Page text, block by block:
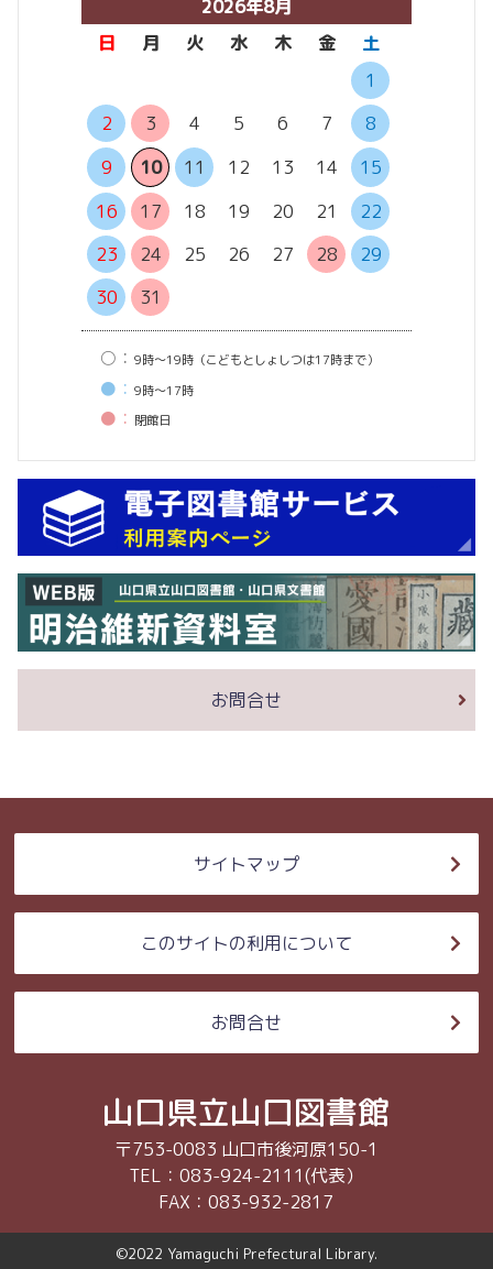
2026年8月
日
月 火 水 木 金
土
1
2
3 4 5 6 7
8
9
10 11 12 13 14
15
16
17 18 19 20 21
22
23
24 25 26 27 28
29
30
31
○： 9時〜19時（こどもとしょしつは17時まで）
●： 9時〜17時
●： 閉館⽇
お問合せ
サイトマップ
このサイトの利用について
お問合せ
山口県立山口図書館
〒753-0083 山口市後河原150-1
TEL：083-924-2111(代表）
FAX：083-932-2817
©2022 Yamaguchi Prefectural Library.